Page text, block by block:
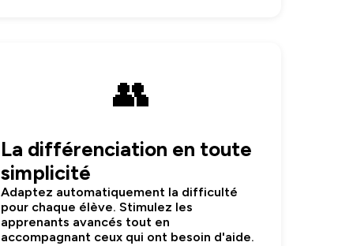
👥
La différenciation en toute
simplicité
Adaptez automatiquement la difficulté
pour chaque élève. Stimulez les
apprenants avancés tout en
accompagnant ceux qui ont besoin d'aide.